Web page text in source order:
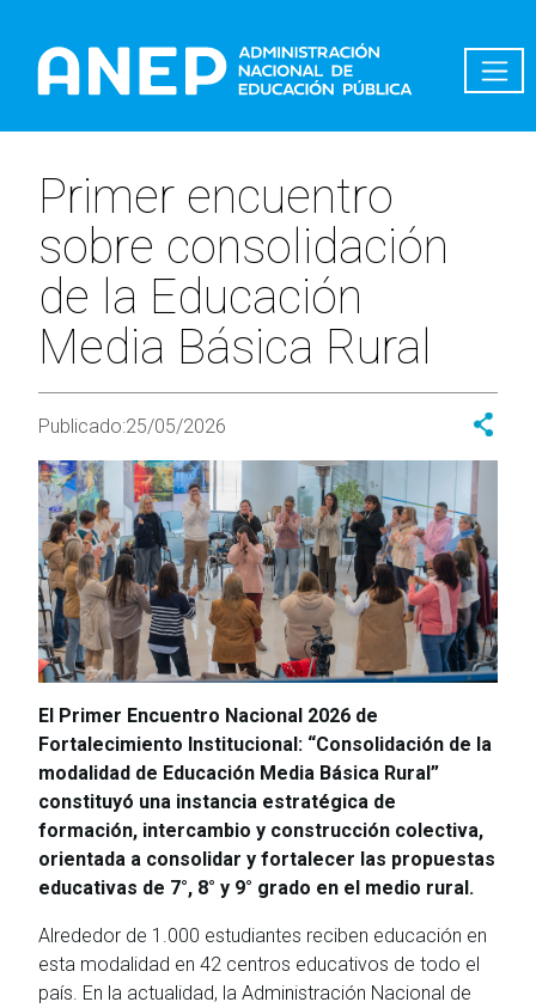
Primer encuentro
sobre consolidación
de la Educación
Media Básica Rural
Publicado:25/05/2026
El Primer Encuentro Nacional 2026 de
Fortalecimiento Institucional: “Consolidación de la
modalidad de Educación Media Básica Rural”
constituyó una instancia estratégica de
formación, intercambio y construcción colectiva,
orientada a consolidar y fortalecer las propuestas
educativas de 7°, 8° y 9° grado en el medio rural.
Alrededor de 1.000 estudiantes reciben educación en
esta modalidad en 42 centros educativos de todo el
país. En la actualidad, la Administración Nacional de